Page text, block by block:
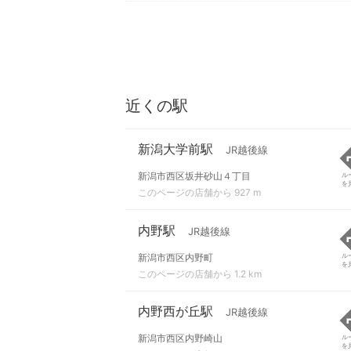
近くの駅
新潟大学前駅 JR越後線
新潟市西区坂井砂山４丁目
このページの店舗から 927 m
ル
を
内野駅 JR越後線
新潟市西区内野町
このページの店舗から 1.2 km
ル
を
内野西が丘駅 JR越後線
新潟市西区内野崎山
ル
を